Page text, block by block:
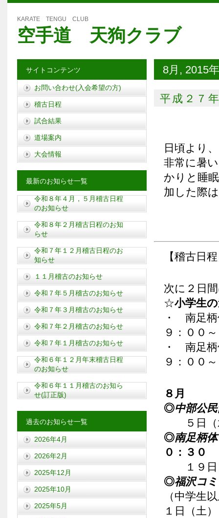
KARATE TENGU CLUB
空手道 天狗クラブ
8月, 2015年
平成２７
日頃より
非常に暑
かりと睡
加した際
【稽古日
次に２日
☆小学生
・ 南足
９：００
・ 南足
９：００
８月
◎中部公
５日（
◎南足柄
０：３０
１９日
◎福沢コ
（中学生
１日（土
サイトコンテンツ
お問い合わせ(入会希望の方)
稽古日程
試合結果
道場案内
大会情報
最新のお知らせ一覧
令和８年４月，５月稽古日程
のお知らせ
令和８年２月稽古日程のお知
らせ
令和７年１２月稽古日程のお
知らせ
１１月稽古のお知らせ
令和７年５月稽古のお知らせ
令和７年３月稽古のお知らせ
令和７年２月稽古のお知らせ
令和７年１月稽古のお知らせ
令和６年１２月年末稽古日程
のお知らせ
令和６年１１月稽古のお知ら
せ(訂正版)
過去のお知らせ一覧
2026年4月
2026年2月
2025年12月
2025年10月
2025年5月